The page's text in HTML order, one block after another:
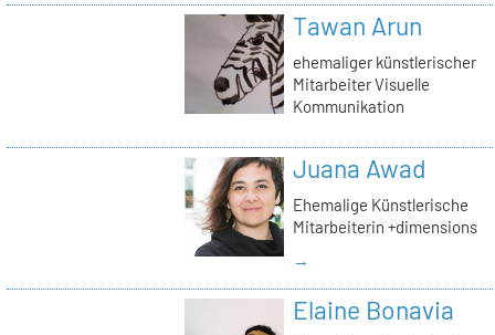
Tawan Arun
ehemaliger künstlerischer
Mitarbeiter Visuelle
Kommunikation
Juana Awad
Ehemalige Künstlerische
Mitarbeiterin +dimensions
→
Elaine Bonavia